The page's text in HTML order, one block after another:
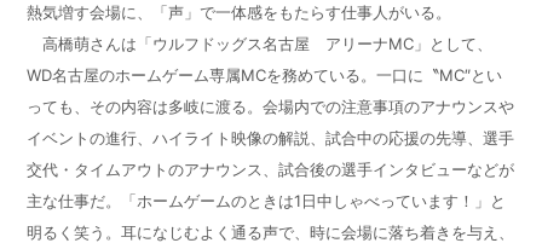
熱気増す会場に、「声」で一体感をもたらす仕事人がいる。
高橋萌さんは「ウルフドッグス名古屋 アリーナMC」として、
WD名古屋のホームゲーム専属MCを務めている。一口に〝MC″とい
っても、その内容は多岐に渡る。会場内での注意事項のアナウンスや
イベントの進行、ハイライト映像の解説、試合中の応援の先導、選手
交代・タイムアウトのアナウンス、試合後の選手インタビューなどが
主な仕事だ。「ホームゲームのときは1日中しゃべっています！」と
明るく笑う。耳になじむよく通る声で、時に会場に落ち着きを与え、